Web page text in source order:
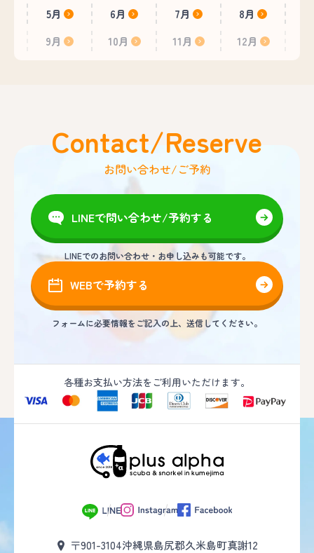
5月
6月 7月
8月
9月
10月 11月 12月
Contact/Reserve
お問い合わせ/ご予約
LINEで問い合わせ/予約する
LINEでのお問い合わせ・お申し込みも可能です。
WEBで予約する
フォームに必要情報をご記入の上、送信してください。
各種お支払い方法をご利用いただけます。
〒901-3104沖縄県島尻郡久米島町真謝12